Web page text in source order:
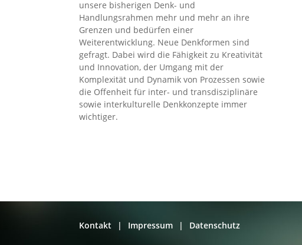
unsere bisherigen Denk- und
Handlungsrahmen mehr und mehr an ihre
Grenzen und bedürfen einer
Weiterentwicklung. Neue Denkformen sind
gefragt. Dabei wird die Fähigkeit zu Kreativität
und Innovation, der Umgang mit der
Komplexität und Dynamik von Prozessen sowie
die Offenheit für inter- und transdisziplinäre
sowie interkulturelle Denkkonzepte immer
wichtiger.
Kontakt Impressum Datenschutz